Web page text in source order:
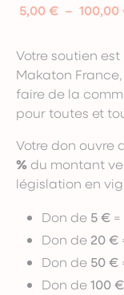
5,00€ – 100,00
Votre soutien
Makaton
faire de la
pour toutes et
Votre don ouvre
% du montant
législation en
Don de 5€ =
Don de 20 €
Don de 50 €
Don de100 €